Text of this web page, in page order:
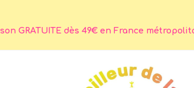
GRATUITE dès 49€ en France